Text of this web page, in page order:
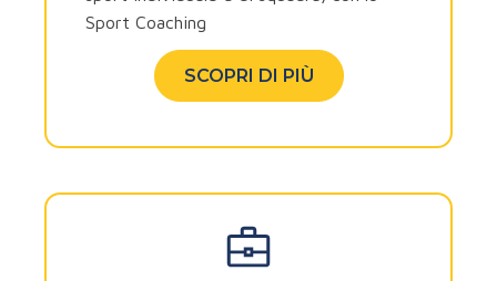
Sport Coaching
SCOPRI DI PIÙ